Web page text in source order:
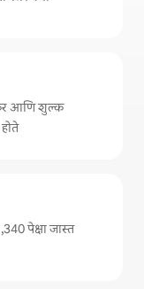
आणि शुल्क
पेक्षा जास्त